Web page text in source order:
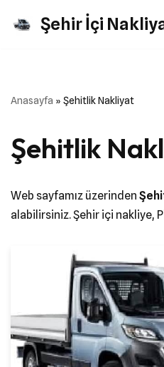
Şehir İçi
Anasayfa » Şehitlik Nakliyat
Şehitlik
Web sayfamız üzerinden
alabilirsiniz. Şehir içi nakliye,